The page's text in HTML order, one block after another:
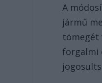
A
jármű
tömegét
forgalmi